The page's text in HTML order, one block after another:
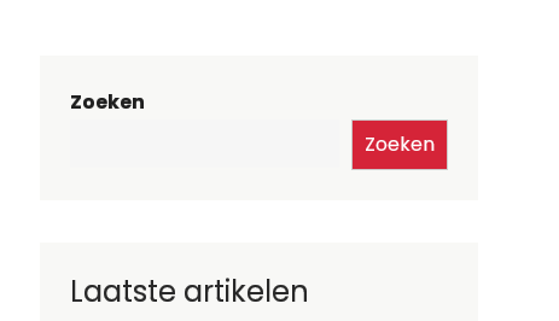
Zoeken
Zoeken
Laatste artikelen